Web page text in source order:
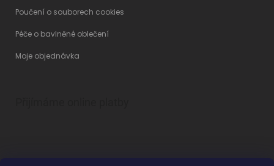
Poučení o souborech cookies
Péče o bavlněné oblečení
Moje objednávka